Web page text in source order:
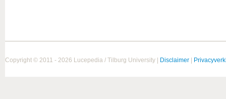
Copyright © 2011 - 2026 Lucepedia / Tilburg University | Disclaimer